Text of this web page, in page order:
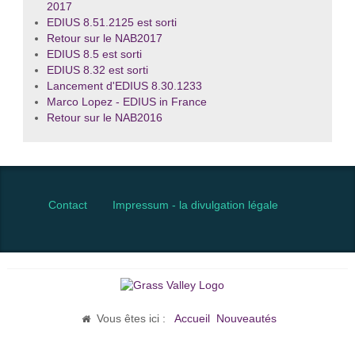
2017
EDIUS 8.51.2125 est sorti
Retour sur le NAB2017
EDIUS 8.5 est sorti
EDIUS 8.32 est sorti
Lancement d'EDIUS 8.30.1233
Marco Lopez - EDIUS in France
Retour sur le NAB2016
Contact Impressum - la divulgation légale
Vous êtes ici :Accueil Nouveautés